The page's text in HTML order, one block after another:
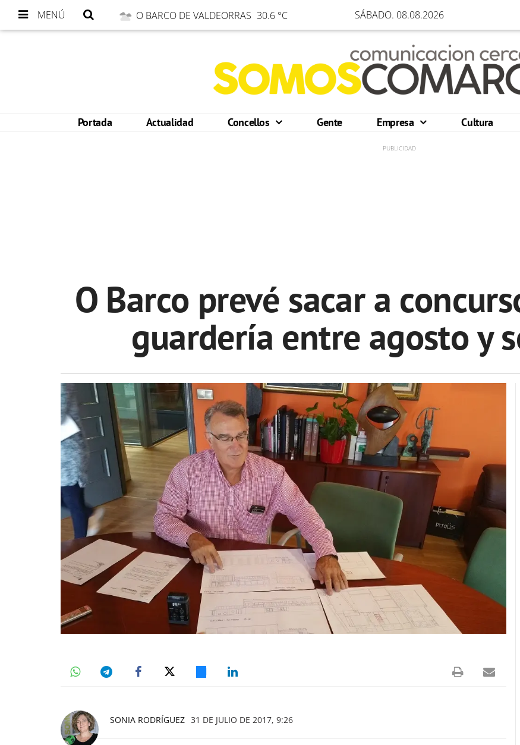
MENÚ O BARCO DE VALDEORRAS 30.6 °C SÁBADO. 08.08.2026
Portada Actualidad Concellos Gente Empresa Cultura
O Barco prevé sacar a
guardería entre agosto y
SONIA RODRÍGUEZ 31 DE JULIO DE 2017, 9:26